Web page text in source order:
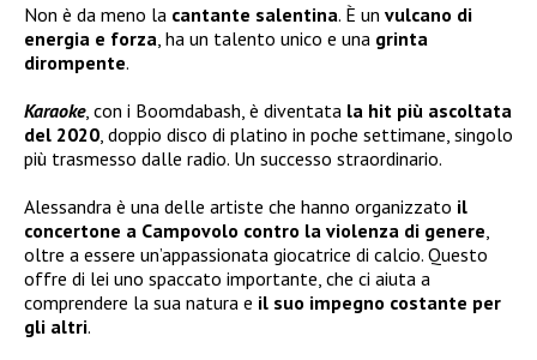
Non è da meno la cantante salentina. È un vulcano di
energia e forza , ha un talento unico e una grinta
dirompente.
Karaoke, con i Boomdabash, è diventata la hit più ascoltata
del 2020 , doppio disco di platino in poche settimane, singolo
più trasmesso dalle radio. Un successo straordinario.
Alessandra è una delle artiste che hanno organizzato il
concertone a Campovolo contro la violenza di genere
oltre a essere un’appassionata giocatrice di calcio. Questo
offre di lei uno spaccato importante, che ci aiuta a
comprendere la sua natura e il suo impegno costante per
gli altri.